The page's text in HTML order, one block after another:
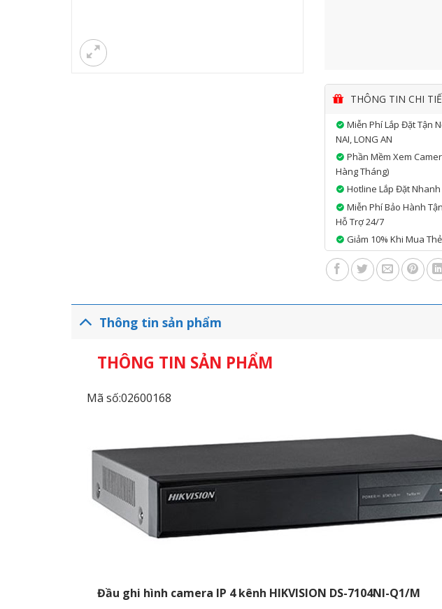
THÔNG TIN CHI
Miễn Phí Lắp Đặt Tận
NAI, LONG AN
Phần Mềm Xem
Hàng Tháng)
Hotline Lắp Đặt
Miễn Phí Bảo Hành
Hỗ Trợ 24/7
Giảm 10% Khi Mua
Thông tin sản phẩm
THÔNG TIN SẢN PHẨM
Mã số:02600168
Đầu ghi hình camera IP 4 kênh HIKVISION DS-7104NI-Q1/M